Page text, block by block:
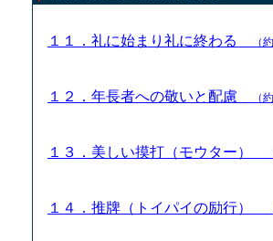
１１．礼に始まり礼に終わる （
１２．年長者への敬いと配慮 （
１３．美しい摸打（モウター）
１４．推牌（トイパイの励行）